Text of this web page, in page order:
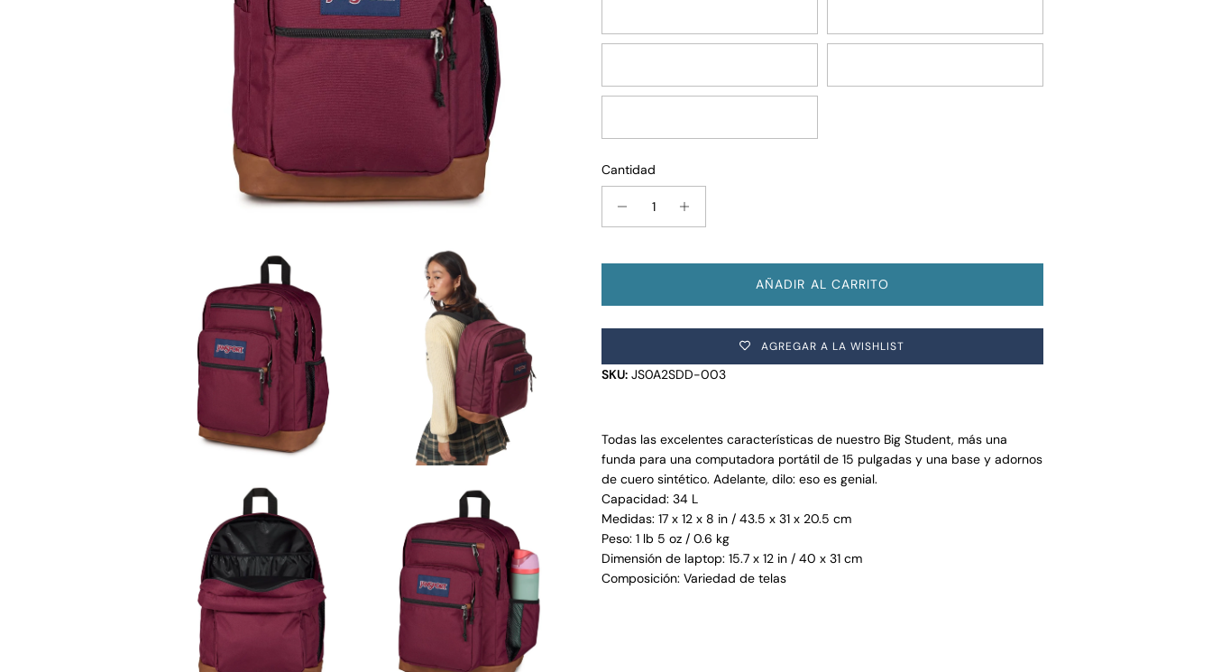
Cantidad
AÑADIR AL CARRITO
AGREGAR A LA WISHLIST
SKU: JS0A2SDD-003
Todas las excelentes características de nuestro Big Student, más una
funda para una computadora portátil de 15 pulgadas y una base y adornos
de cuero sintético. Adelante, dilo: eso es genial.
Capacidad: 34 L
Medidas: 17 x 12 x 8 in / 43.5 x 31 x 20.5 cm
Peso: 1 lb 5 oz / 0.6 kg
Dimensión de laptop: 15.7 x 12 in / 40 x 31 cm
Composición: Variedad de telas